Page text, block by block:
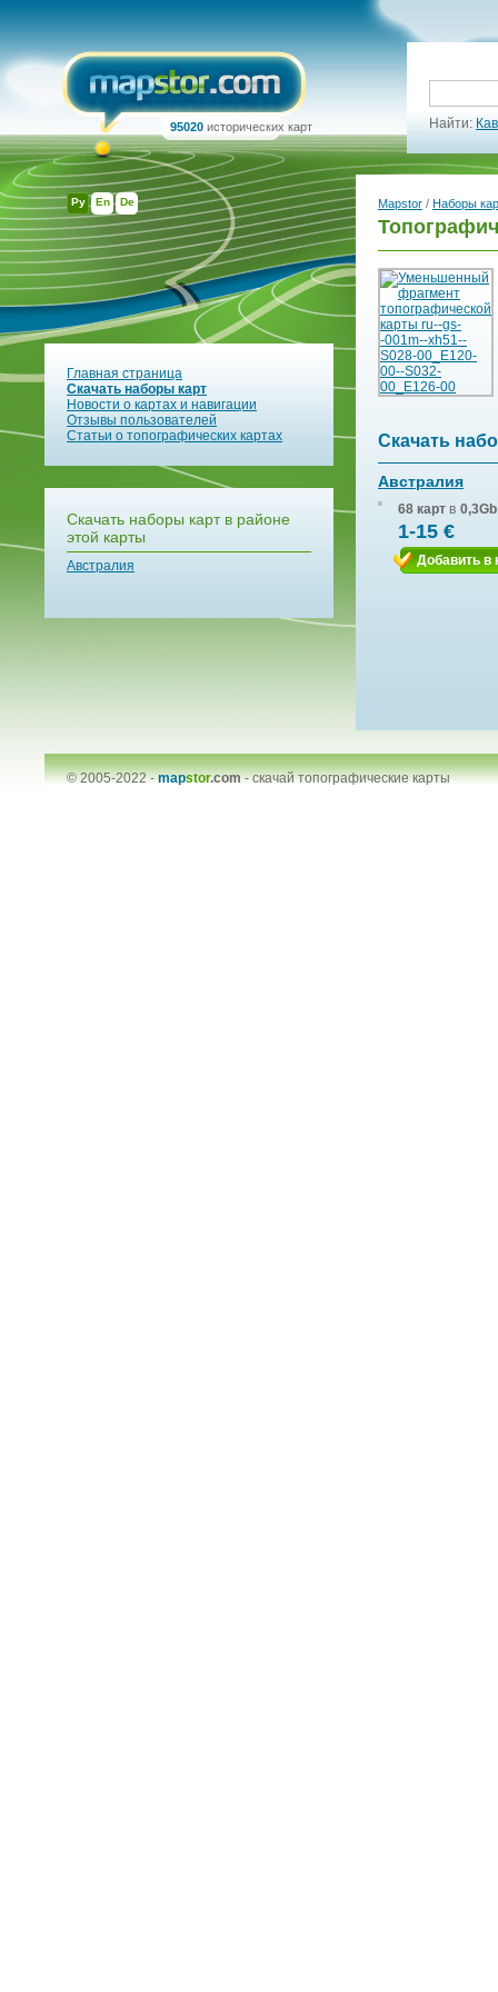
Ру En De
95020 исторических карт Найти:
Главная страница
Скачать наборы карт
Новости о картах и навигации
Отзывы пользователей
Статьи о топографических картах
Скачать наборы карт в районе
этой карты
Австралия
Mapstor / Наборы
Скачать
Австралия
68 карт в 0,3Gb
1-15 €
Добавить в
© 2005-2022 -mapstor.com-скачай топографические карты